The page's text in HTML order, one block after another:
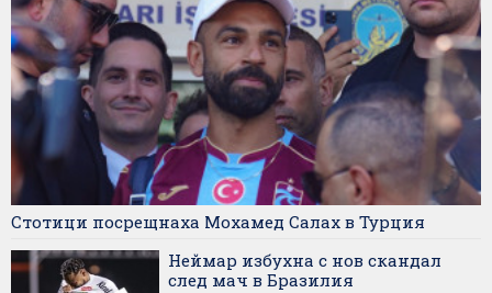
Стотици посрещнаха Мохамед Салах в Турция
Неймар избухна с нов скандал
след мач в Бразилия